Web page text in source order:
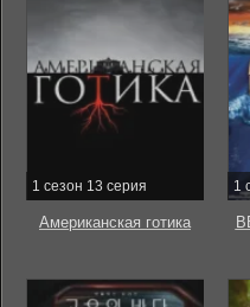
1 сезон 13 серия
Американская готика
1